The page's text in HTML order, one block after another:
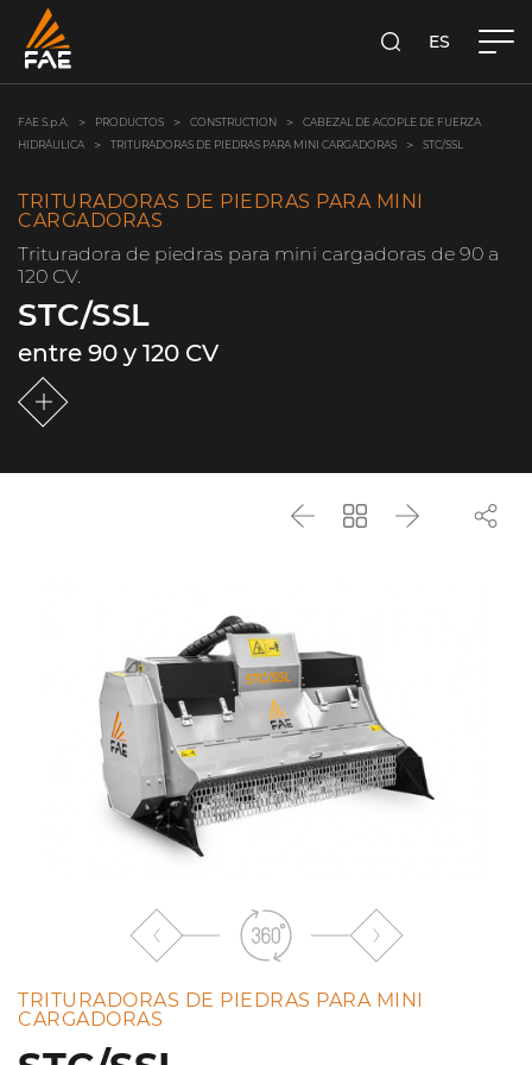
BUSCAES
FAE S.p.A. PRODUCTOS CONSTRUCTION
CABEZAL DE ACOPLE DE FUERZA
HIDRÁULICA
TRITURADORAS DE PIEDRAS PARA MINI CARGADORAS STC/SSL
TRITURADORAS DE PIEDRAS PARA MINI
CARGADORAS
Trituradora de piedras para mini cargadoras de 90 a
120 CV.
STC/SSL
entre 90 y 120 CV
AnteriorVuelveSiguiente
TRITURADORAS DE PIEDRAS PARA MINI
CARGADORAS